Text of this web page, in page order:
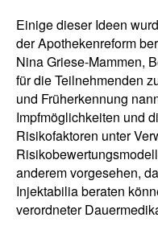
Einige dieser Ideen
der Apothekenreform
Nina Griese-Mammen,
für die Teilnehmenden
und Früherkennung
Impfmöglichkeiten und
Risikofaktoren unter
anderem vorgesehen,
Injektabilia beraten
verordneter